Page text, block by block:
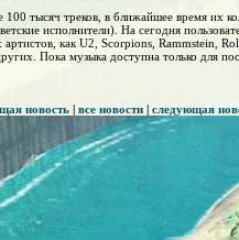
тысяч треков, в ближайшее время их
исполнители). На сегодня
артистов, как U2, Scorpions, Rammstein,
Пока музыка доступна только для
новость | все новости | следующая